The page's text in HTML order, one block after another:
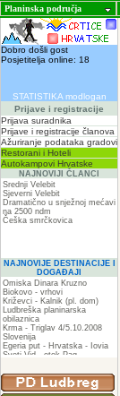
Planinska područja
Dobro došli gost
Posjetitelja online: 18
STATISTIKA modlogan
Prijave i registracije
Prijava suradnika
Prijave i registracije članova
Ažuriranje podataka gradovi
Restorani i Hoteli
Autokampovi Hrvatske
NAJNOVIJI ČLANCI
Srednji Velebit
Sjeverni Velebit
Dramatično u snježnoj mećavi
na 2500 ndm
Češka smrčkovica
NAJNOVIJE DESTINACIJE I
DOGAĐAJI
Omiska Dinara Kruzno
Biokovo - vrhovi
Križevci - Kalnik (pl. dom)
Ludbreška planinarska
obilaznica
Krma - Triglav 4/5.10.2008
Slovenija
Egeria put - Hrvatska - Iovia
Sveti Vid - otok Pag
ZIR
Podkilavac-Mudna dol-Hahlići-
Kolac-Podki